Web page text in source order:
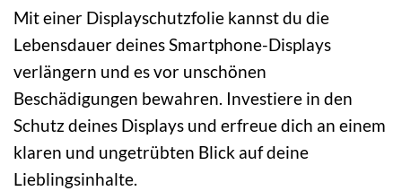
Mit einer Displayschutzfolie kannst du die
Lebensdauer deines Smartphone-Displays
verlängern und es vor unschönen
Beschädigungen bewahren. Investiere in den
Schutz deines Displays und erfreue dich an einem
klaren und ungetrübten Blick auf deine
Lieblingsinhalte.